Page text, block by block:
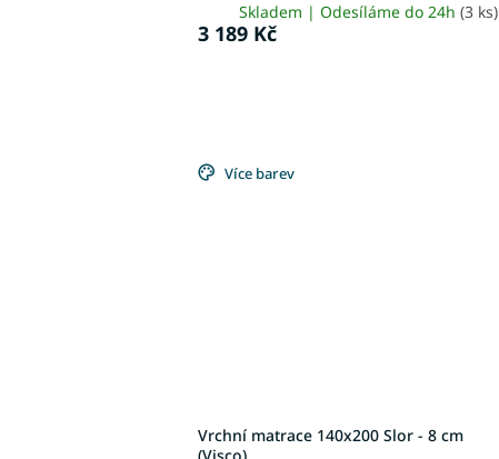
Skladem | Odesíláme do 24h(3 ks)
3 189 Kč
Více barev
Vrchní matrace 140x200 Slor - 8 cm